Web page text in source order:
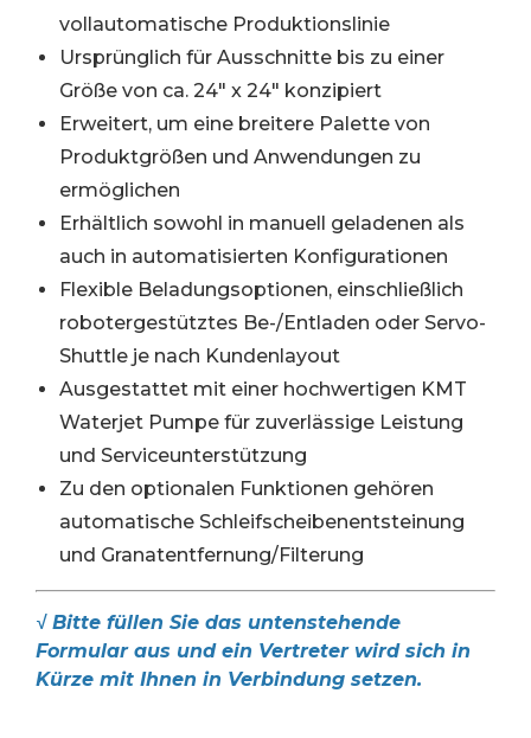
vollautomatische Produktionslinie
Ursprünglich für Ausschnitte bis zu einer
Größe von ca. 24″ x 24″ konzipiert
Erweitert, um eine breitere Palette von
Produktgrößen und Anwendungen zu
ermöglichen
Erhältlich sowohl in manuell geladenen als
auch in automatisierten Konfigurationen
Flexible Beladungsoptionen, einschließlich
robotergestütztes Be-/Entladen oder Servo-
Shuttle je nach Kundenlayout
Ausgestattet mit einer hochwertigen KMT
Waterjet Pumpe für zuverlässige Leistung
und Serviceunterstützung
Zu den optionalen Funktionen gehören
automatische Schleifscheibenentsteinung
und Granatentfernung/Filterung
√ Bitte füllen Sie das untenstehende
Formular aus und ein Vertreter wird sich in
Kürze mit Ihnen in Verbindung setzen.